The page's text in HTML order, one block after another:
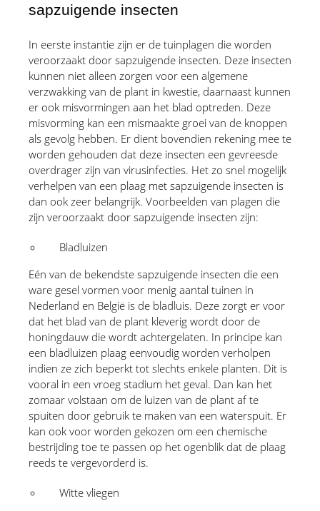
sapzuigende insecten
In eerste instantie zijn er de tuinplagen die worden
veroorzaakt door sapzuigende insecten. Deze insecten
kunnen niet alleen zorgen voor een algemene
verzwakking van de plant in kwestie, daarnaast kunnen
er ook misvormingen aan het blad optreden. Deze
misvorming kan een mismaakte groei van de knoppen
als gevolg hebben. Er dient bovendien rekening mee te
worden gehouden dat deze insecten een gevreesde
overdrager zijn van virusinfecties. Het zo snel mogelijk
verhelpen van een plaag met sapzuigende insecten is
dan ook zeer belangrijk. Voorbeelden van plagen die
zijn veroorzaakt door sapzuigende insecten zijn:
Bladluizen
Eén van de bekendste sapzuigende insecten die een
ware gesel vormen voor menig aantal tuinen in
Nederland en België is de bladluis. Deze zorgt er voor
dat het blad van de plant kleverig wordt door de
honingdauw die wordt achtergelaten. In principe kan
een bladluizen plaag eenvoudig worden verholpen
indien ze zich beperkt tot slechts enkele planten. Dit is
vooral in een vroeg stadium het geval. Dan kan het
zomaar volstaan om de luizen van de plant af te
spuiten door gebruik te maken van een waterspuit. Er
kan ook voor worden gekozen om een chemische
bestrijding toe te passen op het ogenblik dat de plaag
reeds te vergevorderd is.
Witte vliegen